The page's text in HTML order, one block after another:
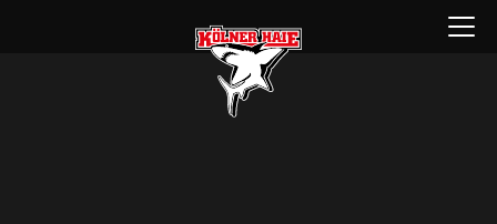
Menü
öffnen